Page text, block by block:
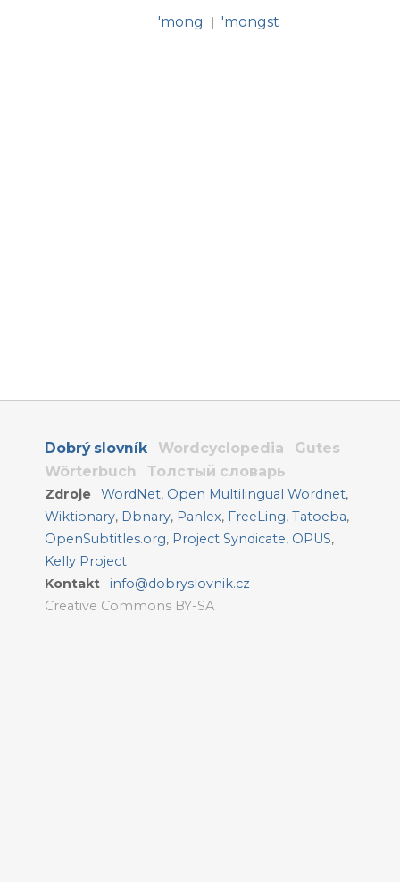
'mong | 'mongst
Dobrý slovník Wordcyclopedia
Gutes
Wörterbuch
Толстый словарь
Zdroje WordNet, Open Multilingual Wordnet,
Wiktionary, Dbnary, Panlex, FreeLing, Tatoeba,
OpenSubtitles.org, Project Syndicate, OPUS,
Kelly Project
Kontakt
info@dobryslovnik.cz
Creative Commons BY-SA